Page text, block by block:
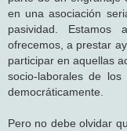
en una asociación
pasividad.
ofrecemos, a prestar
participar en aquellas
socio-laborales de
democráticamente.
Pero no debe olvidar